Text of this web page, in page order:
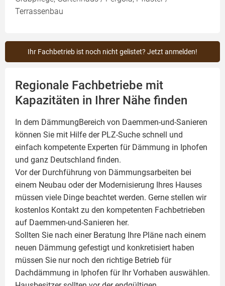
Terrassenbau
Ihr Fachbetrieb ist noch nicht gelistet? Jetzt anmelden!
Regionale Fachbetriebe mit
Kapazitäten in Ihrer Nähe finden
In dem DämmungBereich von Daemmen-und-Sanieren
können Sie mit Hilfe der PLZ-Suche schnell und
einfach kompetente Experten für Dämmung in Iphofen
und ganz Deutschland finden.
Vor der Durchführung von Dämmungsarbeiten bei
einem Neubau oder der Modernisierung Ihres Hauses
müssen viele Dinge beachtet werden. Gerne stellen wir
kostenlos Kontakt zu den kompetenten Fachbetrieben
auf Daemmen-und-Sanieren her.
Sollten Sie nach einer Beratung Ihre Pläne nach einem
neuen Dämmung gefestigt und konkretisiert haben
müssen Sie nur noch den richtige Betrieb für
Dachdämmung in Iphofen für Ihr Vorhaben auswählen.